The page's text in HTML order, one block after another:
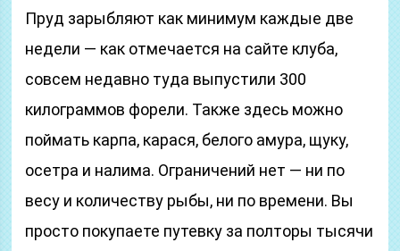
Пруд зарыбляют как минимум каждые две
недели — как отмечается на сайте клуба,
совсем недавно туда выпустили 300
килограммов форели. Также здесь можно
поймать карпа, карася, белого амура, щуку,
осетра и налима. Ограничений нет — ни по
весу и количеству рыбы, ни по времени. Вы
просто покупаете путевку за полторы тысячи